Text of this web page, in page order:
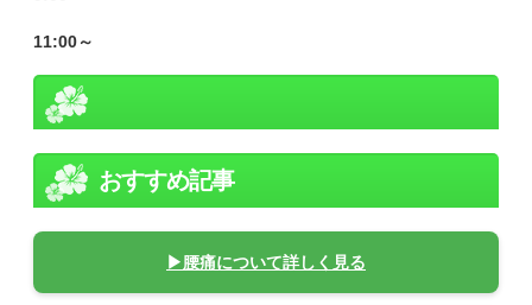
11:00～
おすすめ記事
▶腰痛について詳しく見る